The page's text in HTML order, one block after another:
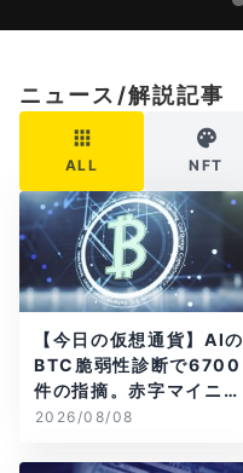
ニュース/解説記事
ALL NFT
【今日の仮想通貨】AIの
BTC脆弱性診断で6700
件の指摘。赤字マイニン
グ企業はAIに賭ける
2026/08/08